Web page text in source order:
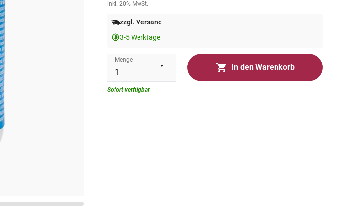
inkl. 20% MwSt.
zzgl. Versand
3-5 Werktage
Menge
In den Warenkorb
Sofort verfügbar